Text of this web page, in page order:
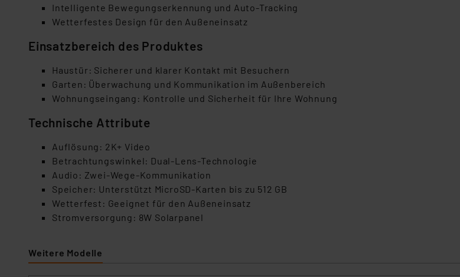
Intelligente Bewegungserkennung und Auto-Tracking
Wetterfestes Design für den Außeneinsatz
Einsatzbereich des Produktes
Haustür: Sicherer und klarer Kontakt mit Besuchern
Garten: Überwachung und Kommunikation im Außenbereich
Wohnungseingang: Kontrolle und Sicherheit für Ihre Wohnung
Technische Attribute
Auflösung: 2K+ Video
Betrachtungswinkel: Dual-Lens-Technologie
Audio: Zwei-Wege-Kommunikation
Speicher: Unterstützt MicroSD-Karten bis zu 512 GB
Wetterfest: Geeignet für den Außeneinsatz
Stromversorgung: 8W Solarpanel
Weitere Modelle